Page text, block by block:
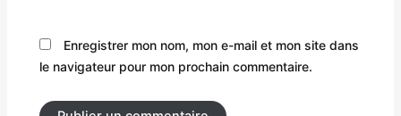
Enregistrer mon nom, mon e-mail et mon site dans
le navigateur pour mon prochain commentaire.